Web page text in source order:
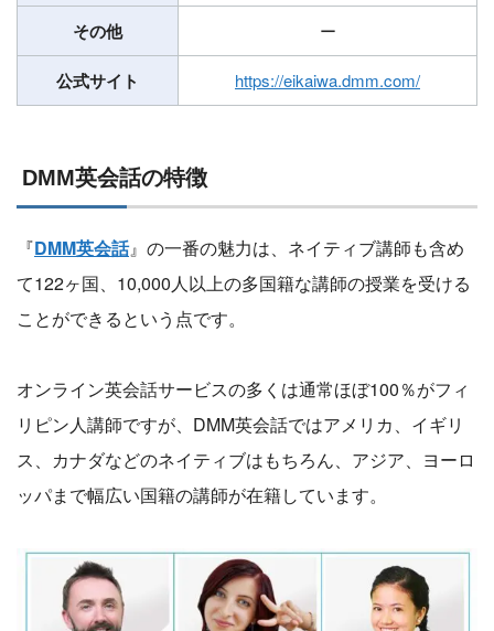
その他 ー
公式サイト https://eikaiwa.dmm.com/
DMM英会話の特徴
『DMM英会話』の一番の魅力は、ネイティブ講師も含め
て122ヶ国、10,000人以上の多国籍な講師の授業を受ける
ことができるという点です。
オンライン英会話サービスの多くは通常ほぼ100％がフィ
リピン人講師ですが、DMM英会話ではアメリカ、イギリ
ス、カナダなどのネイティブはもちろん、アジア、ヨーロ
ッパまで幅広い国籍の講師が在籍しています。